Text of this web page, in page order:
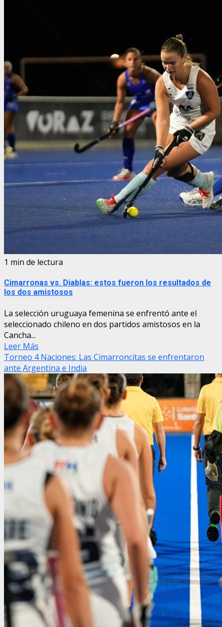
1 min de lectura
Cimarronas vs. Diablas: estos fueron los resultados de
los dos amistosos
La selección uruguaya femenina se enfrentó ante el
seleccionado chileno en dos partidos amistosos en la
Cancha...
Leer Más
Torneo 4 Naciones: Las Cimarroncitas se enfrentaron
ante Argentina e India